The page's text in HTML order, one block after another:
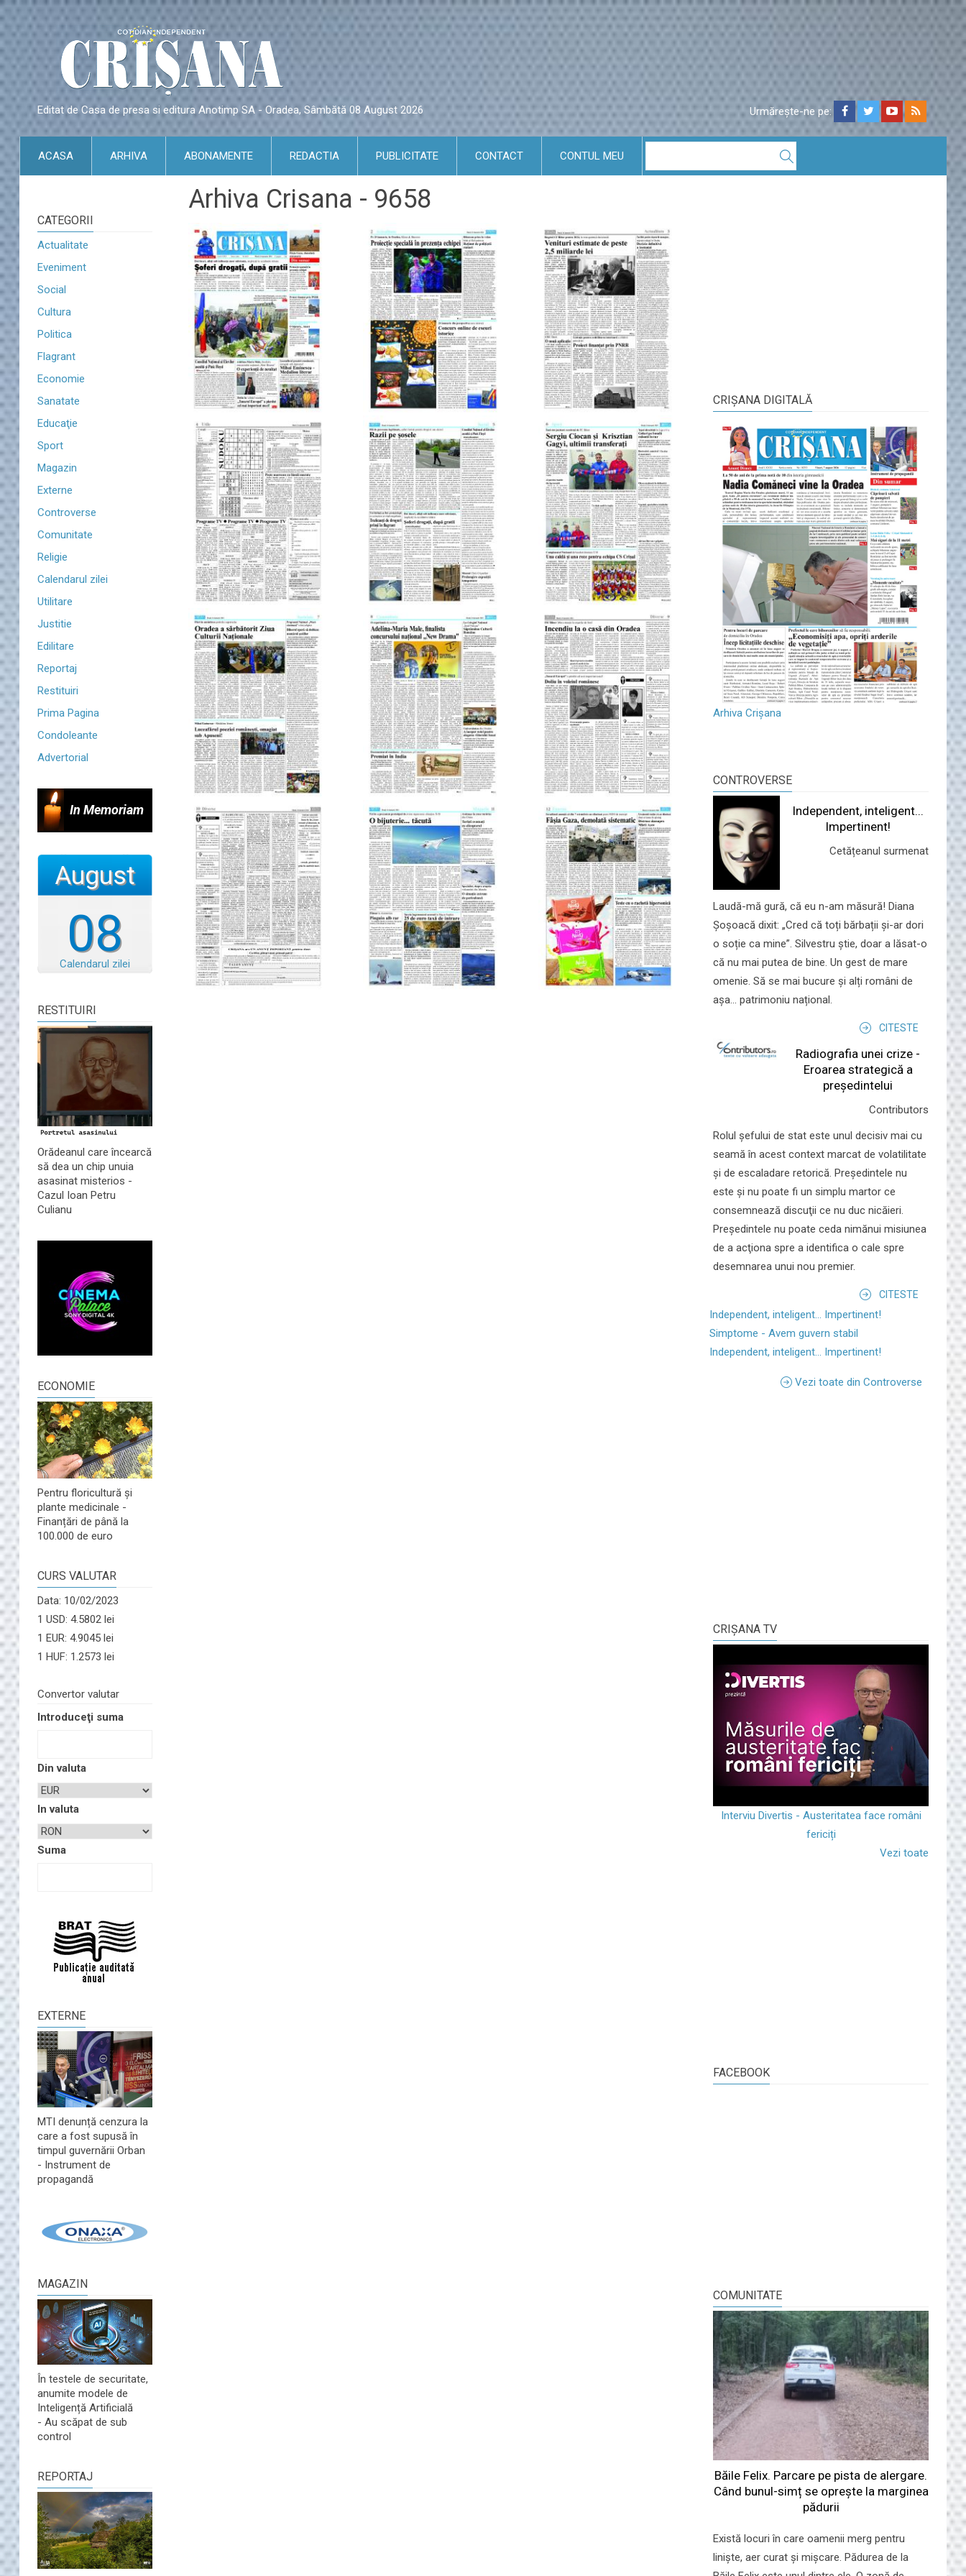
Editat de Casa de presa si editura Anotimp SA - Oradea, Sâmbătă 08 August 2026 Urmărește-ne pe:
ACASA ARHIVA ABONAMENTE REDACTIA PUBLICITATE CONTACT CONTUL MEU
CATEGORII
Actualitate
Eveniment
Social
Cultura
Politica
Flagrant
Economie
Sanatate
Educaţie
Sport
Magazin
Externe
Controverse
Comunitate
Religie
Calendarul zilei
Utilitare
Justitie
Edilitare
Reportaj
Restituiri
Prima Pagina
Condoleante
Advertorial
In Memoriam
08
August
Calendarul zilei
RESTITUIRI
Orădeanul care încearcă
să dea un chip unuia
asasinat misterios -
Cazul Ioan Petru
Culianu
ECONOMIE
Pentru floricultură și
plante medicinale -
Finanțări de până la
100.000 de euro
CURS VALUTAR
Data: 10/02/2023
1 USD: 4.5802 lei
1 EUR: 4.9045 lei
1 HUF: 1.2573 lei
Convertor valutar
Introduceţi suma
Din valuta
In valuta
Suma
EXTERNE
MTI denunță cenzura la
care a fost supusă în
timpul guvernării Orban
- Instrument de
propagandă
MAGAZIN
În testele de securitate,
anumite modele de
Inteligență Artificială
- Au scăpat de sub
control
REPORTAJ
Arhiva Crisana - 9658
CRIŞANA DIGITALĂ
Arhiva Crișana
CONTROVERSE
Independent, inteligent...
Impertinent!
Cetățeanul surmenat
Laudă-mă gură, că eu n-am măsură! Diana
Șoșoacă dixit: „Cred că toți bărbații și-ar dori
o soție ca mine”. Silvestru știe, doar a lăsat-o
că nu mai putea de bine. Un gest de mare
omenie. Să se mai bucure și alți români de
așa... patrimoniu național.
CITESTE
Radiografia unei crize -
Eroarea strategică a
președintelui
Contributors
Rolul şefului de stat este unul decisiv mai cu
seamă în acest context marcat de volatilitate
şi de escaladare retorică. Preşedintele nu
este şi nu poate fi un simplu martor ce
consemnează discuţii ce nu duc nicăieri.
Preşedintele nu poate ceda nimănui misiunea
de a acţiona spre a identifica o cale spre
desemnarea unui nou premier.
CITESTE
Independent, inteligent... Impertinent!
Simptome - Avem guvern stabil
Independent, inteligent... Impertinent!
Vezi toate din Controverse
CRIŞANA TV
Interviu Divertis - Austeritatea face români
fericiți
Vezi toate
FACEBOOK
COMUNITATE
Băile Felix. Parcare pe pista de alergare.
Când bunul-simț se oprește la marginea
pădurii
Există locuri în care oamenii merg pentru
liniște, aer curat și mișcare. Pădurea de la